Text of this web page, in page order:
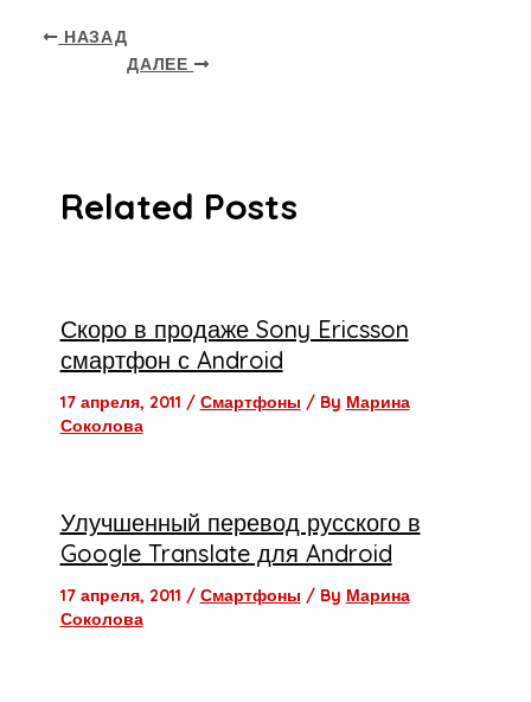
НАЗАД
ДАЛЕЕ
Related Posts
Скоро в продаже Sony Ericsson
смартфон с Android
17 апреля, 2011 / Смартфоны / By Марина
Соколова
Улучшенный перевод русского в
Google Translate для Android
17 апреля, 2011 / Смартфоны / By Марина
Соколова